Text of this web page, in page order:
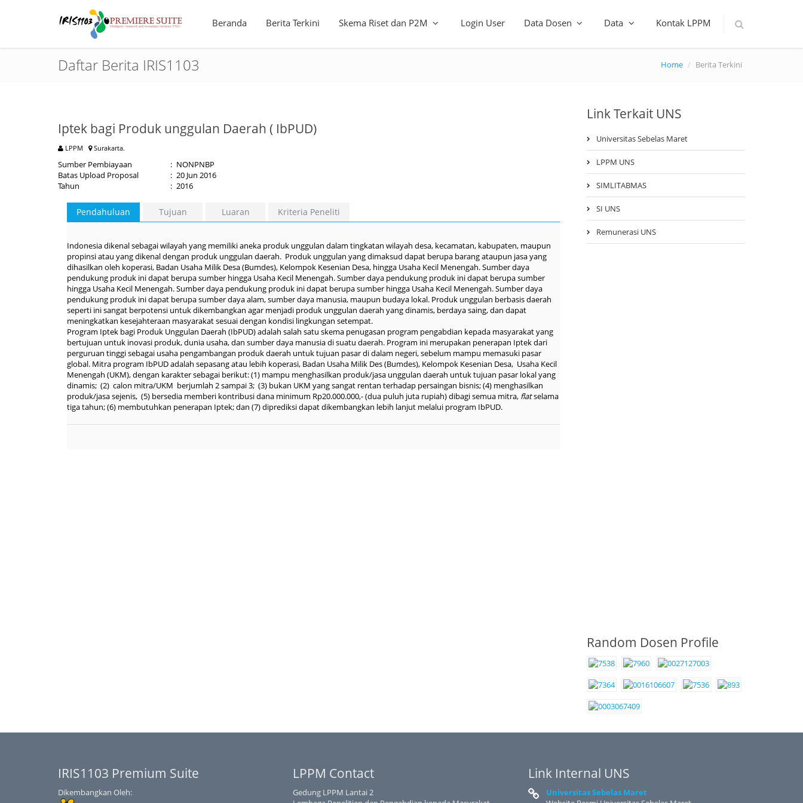
Beranda Berita Terkini Skema Riset dan P2M Login User Data Dosen Data Kontak LPPM
Daftar Berita IRIS1103 Home Berita Terkini
Iptek bagi Produk unggulan Daerah ( IbPUD)
LPPM Surakarta.
Sumber Pembiayaan : NONPNBP
Batas Upload Proposal
: 20 Jun 2016
Tahun
: 2016
Pendahuluan Tujuan Luaran Kriteria Peneliti
Indonesia dikenal sebagai wilayah yang memiliki aneka produk unggulan dalam tingkatan wilayah desa, kecamatan, kabupaten, maupun
propinsi atau yang dikenal dengan produk unggulan daerah. Produk unggulan yang dimaksud dapat berupa barang ataupun jasa yang
dihasilkan oleh koperasi, Badan Usaha Milik Desa (Bumdes), Kelompok Kesenian Desa, hingga Usaha Kecil Menengah. Sumber daya
pendukung produk ini dapat berupa sumber hingga Usaha Kecil Menengah. Sumber daya pendukung produk ini dapat berupa sumber
hingga Usaha Kecil Menengah. Sumber daya pendukung produk ini dapat berupa sumber hingga Usaha Kecil Menengah. Sumber daya
pendukung produk ini dapat berupa sumber daya alam, sumber daya manusia, maupun budaya lokal. Produk unggulan berbasis daerah
seperti ini sangat berpotensi untuk dikembangkan agar menjadi produk unggulan daerah yang dinamis, berdaya saing, dan dapat
meningkatkan kesejahteraan masyarakat sesuai dengan kondisi lingkungan setempat.
Program Iptek bagi Produk Unggulan Daerah (IbPUD) adalah salah satu skema penugasan program pengabdian kepada masyarakat yang
bertujuan untuk inovasi produk, dunia usaha, dan sumber daya manusia di suatu daerah. Program ini merupakan penerapan Iptek dari
perguruan tinggi sebagai usaha pengambangan produk daerah untuk tujuan pasar di dalam negeri, sebelum mampu memasuki pasar
global. Mitra program IbPUD adalah sepasang atau lebih koperasi, Badan Usaha Milik Des (Bumdes), Kelompok Kesenian Desa, Usaha Kecil
Menengah (UKM), dengan karakter sebagai berikut: (1) mampu menghasilkan produk/jasa unggulan daerah untuk tujuan pasar lokal yang
dinamis; (2) calon mitra/UKM berjumlah 2 sampai 3; (3) bukan UKM yang sangat rentan terhadap persaingan bisnis; (4) menghasilkan
produk/jasa sejenis, (5) bersedia memberi kontribusi dana minimum Rp20.000.000,- (dua puluh juta rupiah) dibagi semua mitra, flatselama
tiga tahun; (6) membutuhkan penerapan Iptek; dan (7) diprediksi dapat dikembangkan lebih lanjut melalui program IbPUD.
Link Terkait UNS
Universitas Sebelas Maret
LPPM UNS
SIMLITABMAS
SI UNS
Remunerasi UNS
Random Dosen Profile
IRIS1103 Premium Suite
Dikembangkan Oleh:
LPPM Contact
Gedung LPPM Lantai 2
Link Internal UNS
Universitas Sebelas Maret